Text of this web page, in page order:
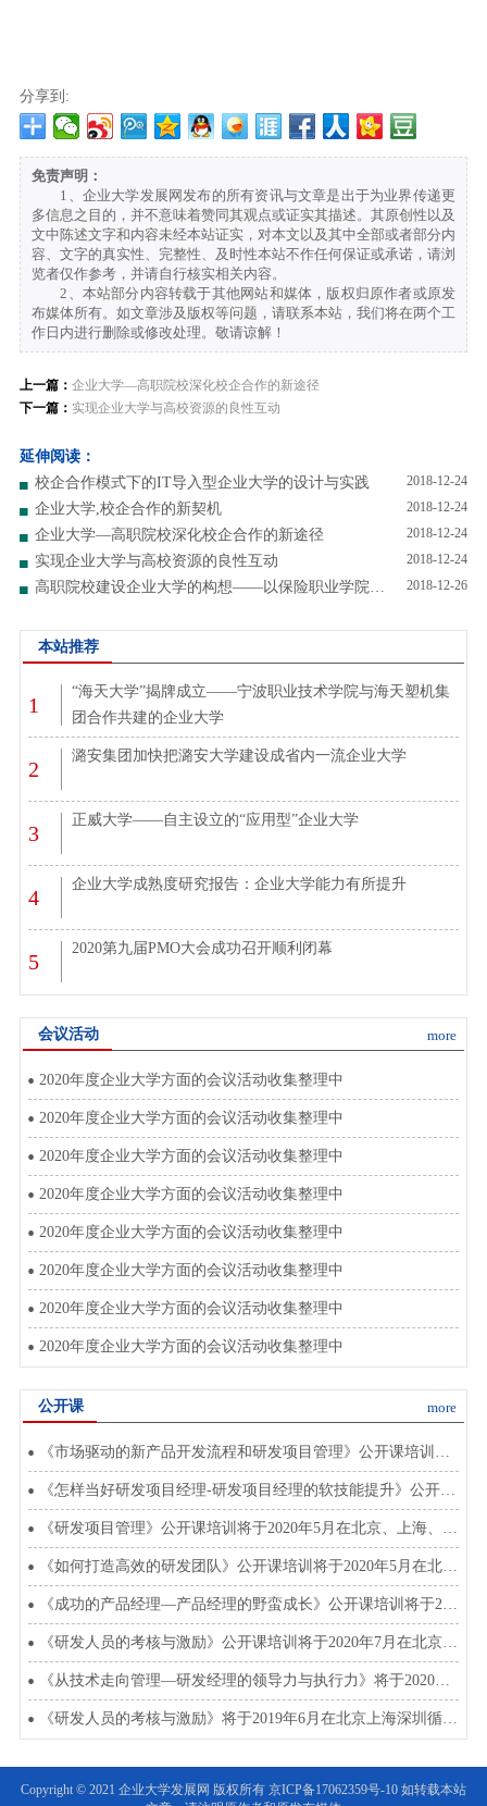
分享到:
免责声明：
1、企业大学发展网发布的所有资讯与文章是出于为业界传递更
多信息之目的，并不意味着赞同其观点或证实其描述。其原创性以及
文中陈述文字和内容未经本站证实，对本文以及其中全部或者部分内
容、文字的真实性、完整性、及时性本站不作任何保证或承诺，请浏
览者仅作参考，并请自行核实相关内容。
2、本站部分内容转载于其他网站和媒体，版权归原作者或原发
布媒体所有。如文章涉及版权等问题，请联系本站，我们将在两个工
作日内进行删除或修改处理。敬请谅解！
上一篇： 企业大学—高职院校深化校企合作的新途径
下一篇： 实现企业大学与高校资源的良性互动
延伸阅读：
2018-12-24
校企合作模式下的IT导入型企业大学的设计与实践
2018-12-24
企业大学,校企合作的新契机
2018-12-24
企业大学—高职院校深化校企合作的新途径
2018-12-24
实现企业大学与高校资源的良性互动
2018-12-26
高职院校建设企业大学的构想——以保险职业学院为例
本站推荐
1
“海天大学”揭牌成立——宁波职业技术学院与海天塑机集
团合作共建的企业大学
2
潞安集团加快把潞安大学建设成省内一流企业大学
3
正威大学——自主设立的“应用型”企业大学
4
企业大学成熟度研究报告：企业大学能力有所提升
5
2020第九届PMO大会成功召开顺利闭幕
more
会议活动
2020年度企业大学方面的会议活动收集整理中
2020年度企业大学方面的会议活动收集整理中
2020年度企业大学方面的会议活动收集整理中
2020年度企业大学方面的会议活动收集整理中
2020年度企业大学方面的会议活动收集整理中
2020年度企业大学方面的会议活动收集整理中
2020年度企业大学方面的会议活动收集整理中
2020年度企业大学方面的会议活动收集整理中
more
公开课
《市场驱动的新产品开发流程和研发项目管理》公开课培训将于2020年8月在北上深开班
《怎样当好研发项目经理-研发项目经理的软技能提升》公开课将于2020年3月在北上深开班
《研发项目管理》公开课培训将于2020年5月在北京、上海、深圳开班
《如何打造高效的研发团队》公开课培训将于2020年5月在北京上海深圳开班
《成功的产品经理—产品经理的野蛮成长》公开课培训将于2020年4月5月在北上深开班
《研发人员的考核与激励》公开课培训将于2020年7月在北京、上海、深圳开班
《从技术走向管理—研发经理的领导力与执行力》将于2020年4、5、6、7月在北上深开班
《研发人员的考核与激励》将于2019年6月在北京上海深圳循环开课
Copyright © 2021 企业大学发展网 版权所有 京ICP备17062359号-10 如转载本站